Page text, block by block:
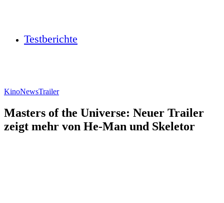
Testberichte
KinoNewsTrailer
Masters of the Universe: Neuer Trailer
zeigt mehr von He-Man und Skeletor